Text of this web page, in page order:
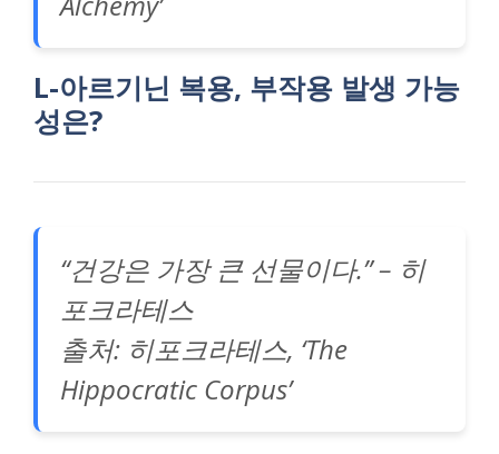
L-아르기닌 복용, 부작용 발생 가능
성은?
“건강은 가장 큰 선물이다.” – 히
포크라테스
출처: 히포크라테스, ‘The
Hippocratic Corpus’